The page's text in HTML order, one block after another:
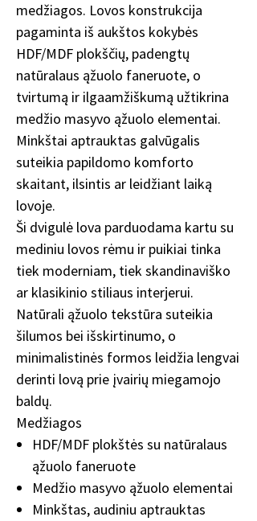
medžiagos. Lovos konstrukcija
pagaminta iš aukštos kokybės
HDF/MDF plokščių, padengtų
natūralaus ąžuolo faneruote, o
tvirtumą ir ilgaamžiškumą užtikrina
medžio masyvo ąžuolo elementai.
Minkštai aptrauktas galvūgalis
suteikia papildomo komforto
skaitant, ilsintis ar leidžiant laiką
lovoje.
Ši dvigulė lova parduodama kartu su
mediniu lovos rėmu ir puikiai tinka
tiek moderniam, tiek skandinaviško
ar klasikinio stiliaus interjerui.
Natūrali ąžuolo tekstūra suteikia
šilumos bei išskirtinumo, o
minimalistinės formos leidžia lengvai
derinti lovą prie įvairių miegamojo
baldų.
Medžiagos
HDF/MDF plokštės su natūralaus
ąžuolo faneruote
Medžio masyvo ąžuolo elementai
Minkštas, audiniu aptrauktas